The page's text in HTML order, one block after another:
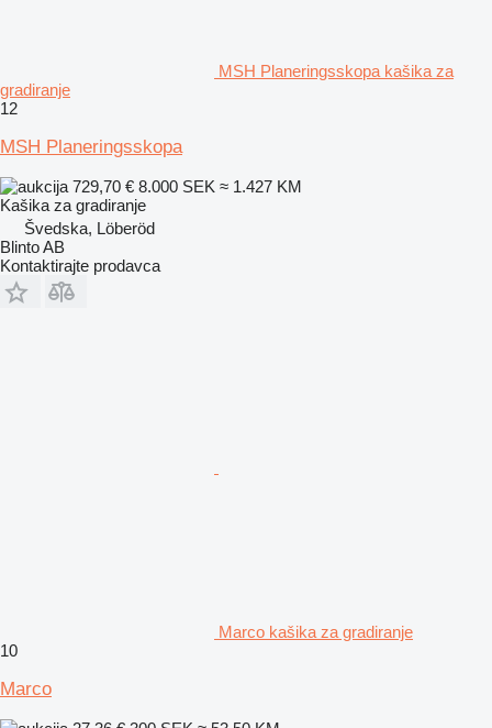
MSH Planeringsskopa kašika za
gradiranje
12
MSH Planeringsskopa
729,70 € 8.000 SEK ≈ 1.427 KM
Kašika za gradiranje
Švedska, Löberöd
Blinto AB
Kontaktirajte prodavca
Marco kašika za gradiranje
10
Marco